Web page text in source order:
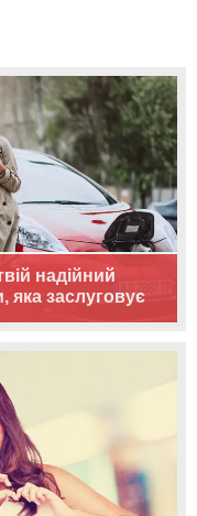
надійний
яка заслуговує